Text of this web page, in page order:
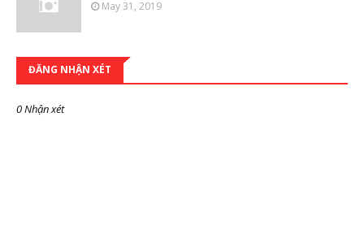
May 31, 2019
ĐĂNG NHẬN XÉT
0 Nhận xét